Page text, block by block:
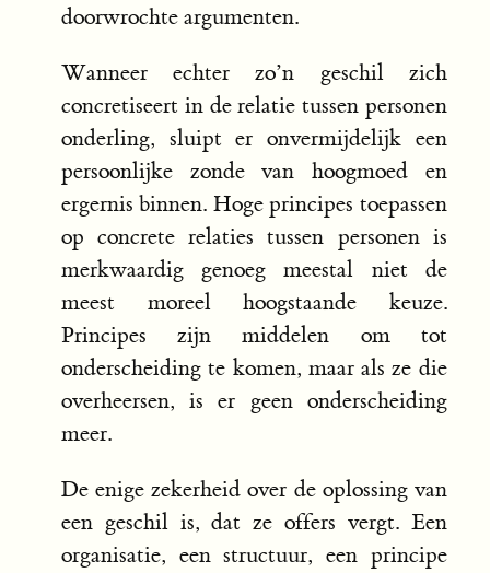
doorwrochte argumenten.
Wanneer echter zo’n geschil zich
concretiseert in de relatie tussen personen
onderling, sluipt er onvermijdelijk een
persoonlijke zonde van hoogmoed en
ergernis binnen. Hoge principes toepassen
op concrete relaties tussen personen is
merkwaardig genoeg meestal niet de
meest moreel hoogstaande keuze.
Principes zijn middelen om tot
onderscheiding te komen, maar als ze die
overheersen, is er geen onderscheiding
meer.
De enige zekerheid over de oplossing van
een geschil is, dat ze offers vergt. Een
organisatie, een structuur, een principe